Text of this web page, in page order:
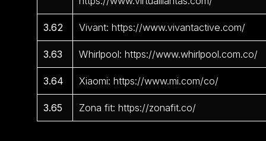
3.62 Vivant: https://www.vivantactive.com/
3.63 Whirlpool: https://www.whirlpool.com.co/
3.64 Xiaomi: https://www.mi.com/co/
3.65 Zona fit: https://zonafit.co/